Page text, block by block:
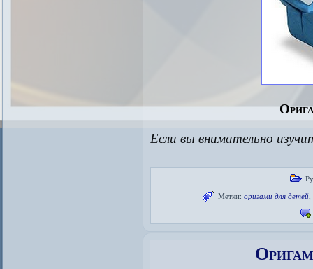
Если вы внимательно
Метки: оригами для детей,